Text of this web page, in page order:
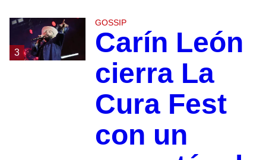
3
GOSSIP
Carín León
cierra La
Cura Fest
con un